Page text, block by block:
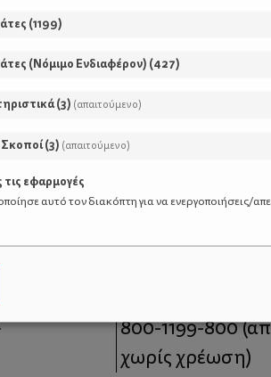
moms
Τηλέφωνο
800-1199-800
χωρίς χρέωση)
(1199)
(Νόμιμο Ενδιαφέρον) (427)
(3) (απαιτούμενο)
Σκοποί(3) (απαιτούμενο)
τις εφαρμογές
αυτό τον διακόπτη για να ενεργοποιήσεις/